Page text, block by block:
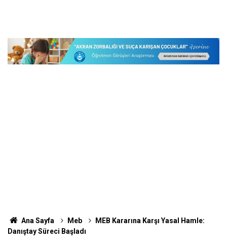
Ana Sayfa Meb
MEB Kararına Karşı Yasal Hamle:
Danıştay Süreci Başladı